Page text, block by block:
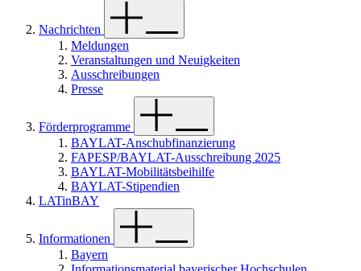
Nachrichten
Meldungen
Veranstaltungen und Neuigkeiten
Ausschreibungen
Presse
Förderprogramme
BAYLAT-Anschubfinanzierung
FAPESP/BAYLAT-Ausschreibung 2025
BAYLAT-Mobilitätsbeihilfe
BAYLAT-Stipendien
LATinBAY
Informationen
Bayern